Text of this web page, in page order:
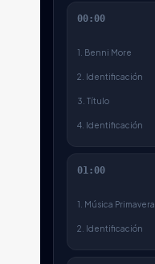
00:00
1. Benni More
2. Identificación
3. Título
4. Identificación
01:00
1. Música Primavera
2. Identificación